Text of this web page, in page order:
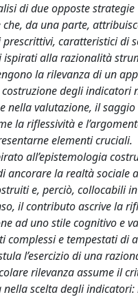
di due opposte strategie
da una parte,
caratteristici di
alla razionalità
la rilevanza di un
degli indicatori
nella valutazione, il saggio
la riflessività e
elementi cruciali.
all’epistemologia
ancorare la realtà sociale
e, perciò, collocabili
il contributo ascrive la
ad uno stile cognitivo e
complessi e tempestati di
l’esercizio di una
rilevanza assume il
nella scelta degli indicatori: